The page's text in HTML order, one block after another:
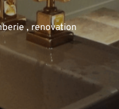
, renovation